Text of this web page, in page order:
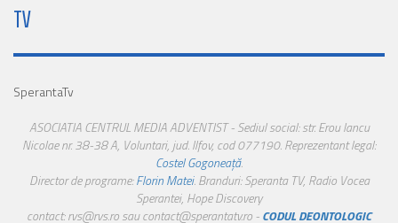
TV
SperantaTv
ASOCIATIA CENTRUL MEDIA ADVENTIST - Sediul social: str. Erou Iancu
Nicolae nr. 38-38 A, Voluntari, jud. Ilfov, cod 077190. Reprezentant legal:
Costel Gogoneață.
Director de programe:Florin Matei. Branduri: Speranta TV, Radio Vocea
Sperantei, Hope Discovery
contact: rvs@rvs.ro sau contact@sperantatv.ro -CODUL DEONTOLOGIC